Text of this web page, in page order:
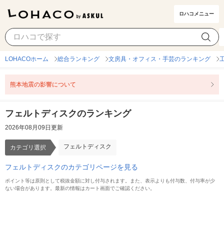
ロハコメニュー
フェルトディスク カテゴリ選択
LOHACOホーム 総合ランキング 文房具・オフィス・手芸のランキング
熊本地震の影響について
フェルトディスクのランキング
2026年08月09日更新
カテゴリ選択 フェルトディスク
フェルトディスクのカテゴリページを見る
ポイント等は原則として税抜金額に対し付与されます。また、表示よりも付与数、付与率が少
ない場合があります。最新の情報はカート画面でご確認ください。